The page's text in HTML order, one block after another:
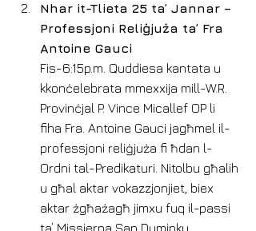
Nhar it-Tlieta 25 ta’ Jannar –
Professjoni Reliġjuża ta’ Fra
Antoine Gauci
Fis-6:15p.m. Quddiesa kantata u
kkonċelebrata mmexxija mill-W.R.
Provinċjal P. Vince Micallef OP li
fiha Fra. Antoine Gauci jagħmel il-
professjoni reliġjuża fi ħdan l-
Ordni tal-Predikaturi. Nitolbu għalih
u għal aktar vokazzjonjiet, biex
aktar żgħażagħ jimxu fuq il-passi
ta’ Missierna San Duminku.